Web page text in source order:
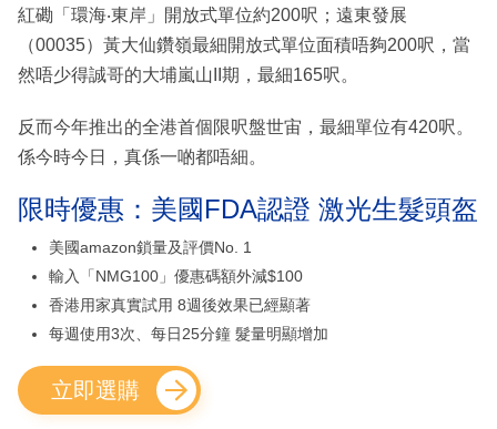
紅磡「環海‧東岸」開放式單位約200呎；遠東發展
（00035）黃大仙鑽嶺最細開放式單位面積唔夠200呎，當
然唔少得誠哥的大埔嵐山II期，最細165呎。
反而今年推出的全港首個限呎盤世宙，最細單位有420呎。
係今時今日，真係一啲都唔細。
限時優惠：美國FDA認證 激光生髮頭盔
美國amazon鎖量及評價No. 1
輸入「NMG100」優惠碼額外減$100
香港用家真實試用 8週後效果已經顯著
每週使用3次、每日25分鐘 髮量明顯增加
立即選購